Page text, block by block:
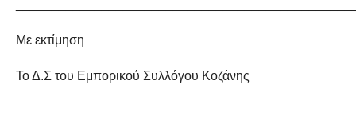
Με εκτίμηση
Το Δ.Σ του Εμπορικού Συλλόγου Κοζάνης